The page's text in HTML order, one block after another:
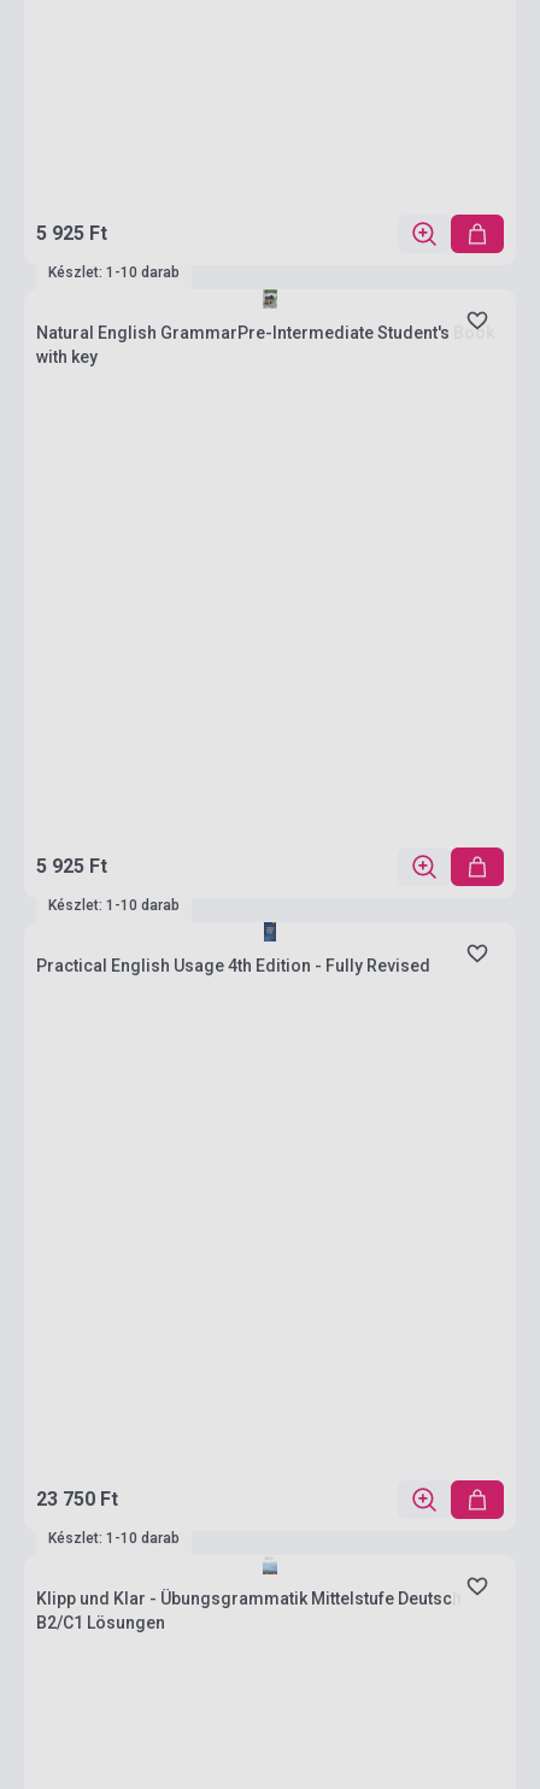
5 925 Ft
Készlet: 1-10 darab
Natural English GrammarPre-Intermediate Student's Book
with key
5 925 Ft
Készlet: 1-10 darab
Practical English Usage 4th Edition - Fully Revised
23 750 Ft
Készlet: 1-10 darab
Klipp und Klar - Übungsgrammatik Mittelstufe Deutsch
B2/C1 Lösungen